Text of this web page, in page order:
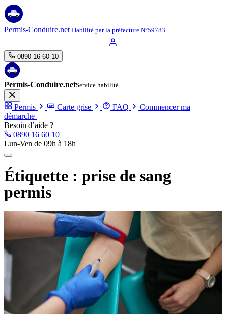
Aller
au
contenu
Permis-Conduire.net Habilité par la préfecture N°59783
0890 16 60 10
Permis-Conduire.netService habilité
Permis Carte grise FAQ
Commencer ma
démarche
Besoin d’aide ?
0890 16 60 10
Lun-Ven de 09h à 18h
Étiquette : prise de sang
permis